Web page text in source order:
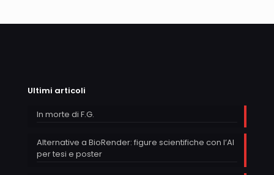
Ultimi articoli
In morte di F.G.
Alternative a BioRender: figure scientifiche con l’AI
per tesi e poster